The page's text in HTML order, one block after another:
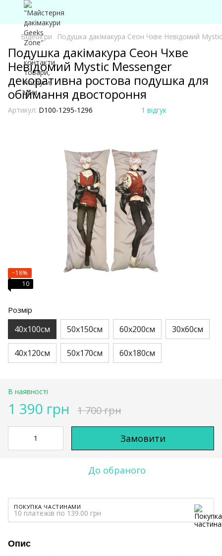
Відеоігри Подушка дакімакура Сеон Чхве Невідомий
Подушка дакімакура Сеон Чхве
Невідомий Mystic Messenger
декоративна ростова подушка для
обіймання двостороння
Артикул: D100-1295-1296 1 відгук
−18%
10
Розмір
40х100см 50х150см 60х200см 30х60см
40х120см 50х170см 60х180см
В наявності
1 390 грн 1 700 грн
Замовити
До обраного
ПОКУПКА ЧАСТИНАМИ
10 платежів по 139.00 грн
Опис